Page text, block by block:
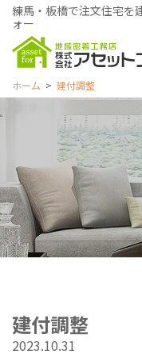
練馬・板橋で注文住宅を
ォー
ホーム 建付調整
建付調整
2023.10.31